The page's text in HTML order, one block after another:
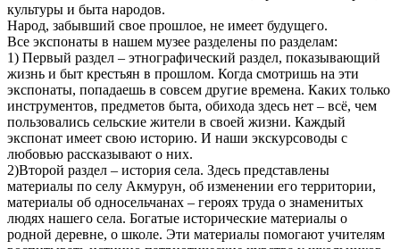
культуры и быта народов.
Народ, забывший свое прошлое, не имеет будущего.
Все экспонаты в нашем музее разделены по разделам:
1) Первый раздел – этнографический раздел, показывающий
жизнь и быт крестьян в прошлом. Когда смотришь на эти
экспонаты, попадаешь в совсем другие времена. Каких только
инструментов, предметов быта, обихода здесь нет – всё, чем
пользовались сельские жители в своей жизни. Каждый
экспонат имеет свою историю. И наши экскурсоводы с
любовью рассказывают о них.
2)Bторой раздел – история села. Здесь представлены
материалы по селу Акмурун, об изменении его территории,
материалы об односельчанах – героях труда о знаменитых
людях нашего села. Богатые исторические материалы о
родной деревне, о школе. Эти материалы помогают учителям